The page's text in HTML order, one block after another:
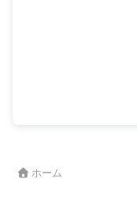
ホーム